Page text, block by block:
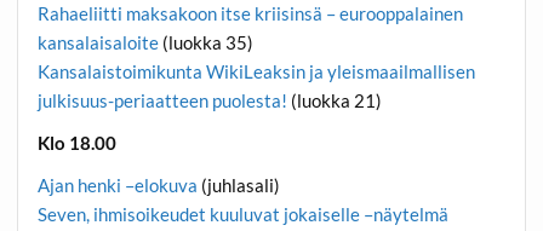
Rahaeliitti maksakoon itse kriisinsä – eurooppalainen
kansalaisaloite (luokka 35)
Kansalaistoimikunta WikiLeaksin ja yleismaailmallisen
julkisuus-periaatteen puolesta! (luokka 21)
Klo 18.00
Ajan henki –elokuva (juhlasali)
Seven, ihmisoikeudet kuuluvat jokaiselle –näytelmä